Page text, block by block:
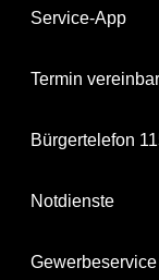
Service-App
Termin
Bürgertelefon
Notdienste
Gewerbeservice